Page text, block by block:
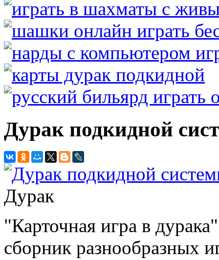
Дурак подкидной
Дурак
"Карточная игра в
сборник разнообразных